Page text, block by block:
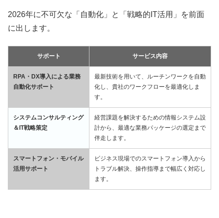
2026年に不可欠な「自動化」と「戦略的IT活用」を前面
に出します。
サポート サービス内容
RPA・DX導入による業務
自動化サポート
最新技術を用いて、ルーチンワークを自動
化し、貴社のワークフローを最適化しま
す。
システムコンサルティング
＆IT戦略策定
経営課題を解決するための情報システム設
計から、最適な業務パッケージの選定まで
伴走します。
スマートフォン・モバイル
活用サポート
ビジネス現場でのスマートフォン導入から
トラブル解決、操作指導まで幅広く対応し
ます。